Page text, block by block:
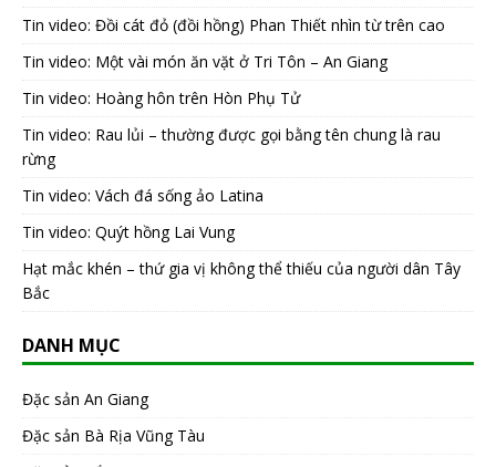
Tin video: Đồi cát đỏ (đồi hồng) Phan Thiết nhìn từ trên cao
Tin video: Một vài món ăn vặt ở Tri Tôn – An Giang
Tin video: Hoàng hôn trên Hòn Phụ Tử
Tin video: Rau lủi – thường được gọi bằng tên chung là rau
rừng
Tin video: Vách đá sống ảo Latina
Tin video: Quýt hồng Lai Vung
Hạt mắc khén – thứ gia vị không thể thiếu của người dân Tây
Bắc
DANH MỤC
Đặc sản An Giang
Đặc sản Bà Rịa Vũng Tàu